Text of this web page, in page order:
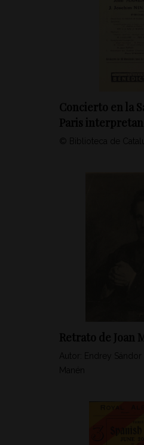
Concierto en la
Paris
© Biblioteca de
Retrato de Joan
Autor: Endrey
Manén